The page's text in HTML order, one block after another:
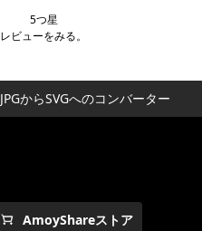
5つ星
レビューをみる。
JPGからSVGへのコンバーター
AmoyShareストア